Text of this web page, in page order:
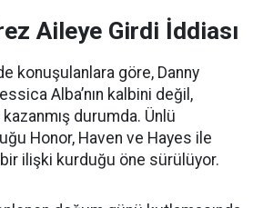
Aileye Girdi İddiası
konuşulanlara göre, Danny
Alba’nın kalbini değil,
kazanmış durumda. Ünlü
Honor, Haven ve Hayes ile
bir ilişki kurduğu öne sürülüyor.